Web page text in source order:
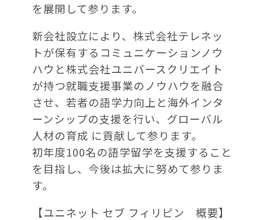
を展開して参ります。
新会社設立により、株式会社テレネッ
トが保有するコミュニケーションノウ
ハウと株式会社ユニバースクリエイト
が持つ就職支援事業のノウハウを融合
させ、若者の語学力向上と海外インタ
ーンシップの支援を行い、グローバル
人材の育成 に貢献して参ります。
初年度100名の語学留学を支援すること
を目指し、今後は拡大に努めて参りま
す。
【ユニネット セブ フィリピン 概要】